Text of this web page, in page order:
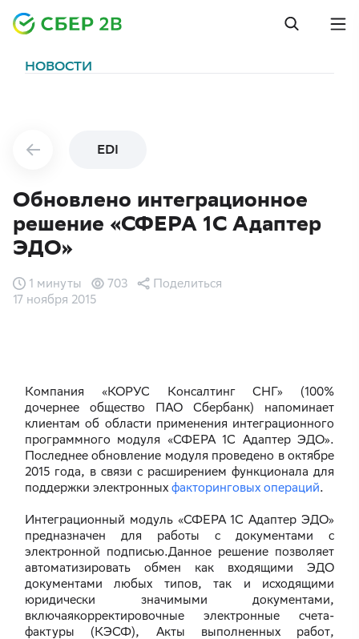
НОВОСТИ
EDI
Обновлено интеграционное
решение «СФЕРА 1С Адаптер
ЭДО»
17 ноября 2015
1 минуты 703 Поделиться
Компания «КОРУС Консалтинг СНГ» (100%
дочернее общество ПАО Сбербанк) напоминает
клиентам об области применения интеграционного
программного модуля «СФЕРА 1С Адаптер ЭДО».
Последнее обновление модуля проведено в октябре
2015 года, в связи с расширением функционала для
поддержки электронных факторинговых операций.
Интеграционный модуль «СФЕРА 1С Адаптер ЭДО»
предназначен для работы с документами с
электронной подписью.Данное решение позволяет
автоматизировать обмен как входящими ЭДО
документами любых типов, так и исходящими
юридически значимыми документами,
включаякорректировочные электронные счета-
фактуры (КЭСФ), Акты выполненных работ,